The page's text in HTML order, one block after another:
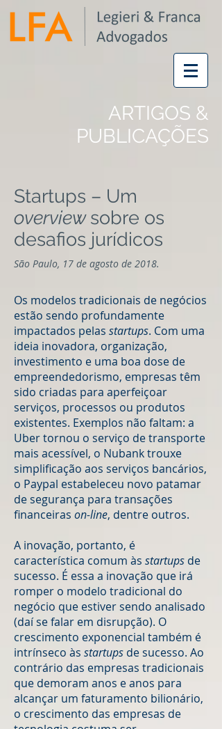
ARTIGOS &
PUBLICAÇÕES
Startups – Um
overviewsobre os
desafios jurídicos
São Paulo, 17 de agosto de 2018.
Os modelos tradicionais de negócios
estão sendo profundamente
impactados pelas startups. Com uma
ideia inovadora, organização,
investimento e uma boa dose de
empreendedorismo, empresas têm
sido criadas para aperfeiçoar
serviços, processos ou produtos
existentes. Exemplos não faltam: a
Uber tornou o serviço de transporte
mais acessível, o Nubank trouxe
simplificação aos serviços bancários,
o Paypal estabeleceu novo patamar
de segurança para transações
financeiras on-line, dentre outros.
A inovação, portanto, é
característica comum às startups de
sucesso. É essa a inovação que irá
romper o modelo tradicional do
negócio que estiver sendo analisado
(daí se falar em disrupção). O
crescimento exponencial também é
intrínseco às startups de sucesso. Ao
contrário das empresas tradicionais
que demoram anos e anos para
alcançar um faturamento bilionário,
o crescimento das empresas de